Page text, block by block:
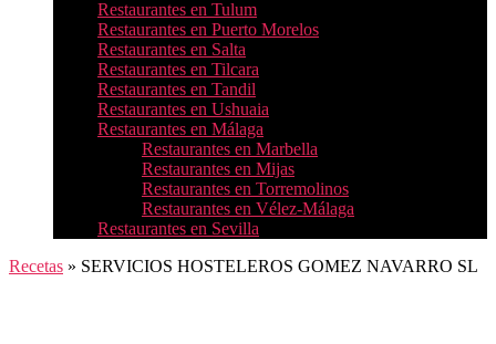
Restaurantes en Tulum
Restaurantes en Puerto Morelos
Restaurantes en Salta
Restaurantes en Tilcara
Restaurantes en Tandil
Restaurantes en Ushuaia
Restaurantes en Málaga
Restaurantes en Marbella
Restaurantes en Mijas
Restaurantes en Torremolinos
Restaurantes en Vélez-Málaga
Restaurantes en Sevilla
Recetas » SERVICIOS HOSTELEROS GOMEZ NAVARRO SL